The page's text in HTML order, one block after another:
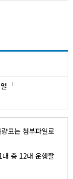
표는 첨부파일로
총 12대 운행할